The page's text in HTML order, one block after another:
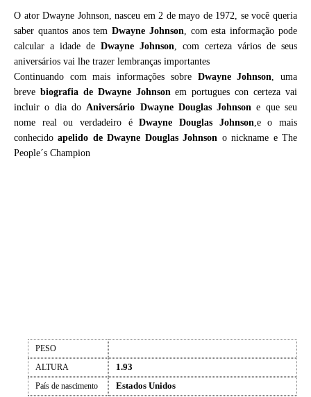
O ator Dwayne Johnson, nasceu em 2 de mayo de 1972, se você queria
saber quantos anos temDwayne Johnson, com esta informação pode
calcular a idade de Dwayne Johnson, com certeza vários de seus
aniversários vai lhe trazer lembranças importantes
Continuando com mais informações sobre Dwayne Johnson, uma
breve biografia de Dwayne Johnsonem portugues con certeza vai
incluir o dia doAniversário Dwayne Douglas Johnson e que seu
nome real ou verdadeiro éDwayne Douglas Johnson,e o mais
conhecidoapelido de Dwayne Douglas Johnson o nickname e The
People´s Champion
PESO
ALTURA
1.93
País de nascimento Estados Unidos